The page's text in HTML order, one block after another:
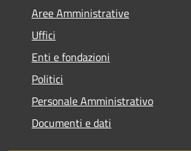
Aree Amministrative
Uffici
Enti e fondazioni
Politici
Personale Amministrativo
Documenti e dati